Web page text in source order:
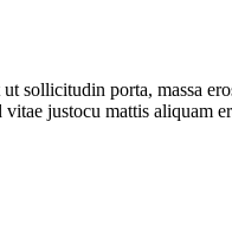
sollicitudin porta, massa
justocu mattis aliquam